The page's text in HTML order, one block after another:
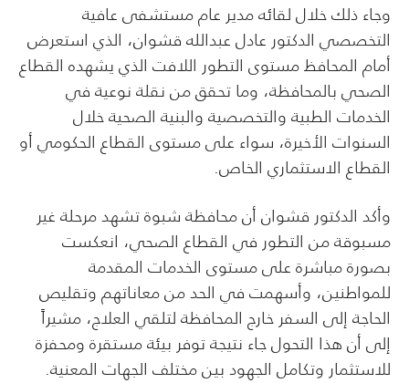
وجاء ذلك خلال لقائه مدير عام مستشفى عافية
التخصصي الدكتور عادل عبدالله قشوان، الذي استعرض
أمام المحافظ مستوى التطور اللافت الذي يشهده القطاع
الصحي بالمحافظة، وما تحقق من نقلة نوعية في
الخدمات الطبية والتخصصية والبنية الصحية خلال
السنوات الأخيرة، سواء على مستوى القطاع الحكومي أو
القطاع الاستثماري الخاص.
وأكد الدكتور قشوان أن محافظة شبوة تشهد مرحلة غير
مسبوقة من التطور في القطاع الصحي، انعكست
بصورة مباشرة على مستوى الخدمات المقدمة
للمواطنين، وأسهمت في الحد من معاناتهم وتقليص
الحاجة إلى السفر خارج المحافظة لتلقي العلاج، مشيراً
إلى أن هذا التحول جاء نتيجة توفر بيئة مستقرة ومحفزة
للاستثمار وتكامل الجهود بين مختلف الجهات المعنية.